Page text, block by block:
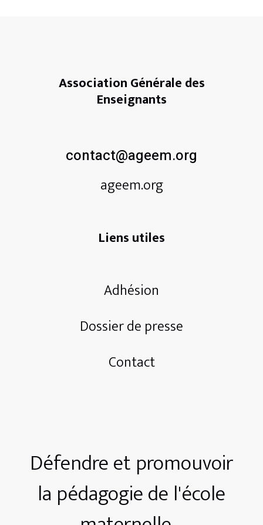
Association Générale des
Enseignants
contact@ageem.org
ageem.org
Liens utiles
Adhésion
Dossier de presse
Contact
Défendre et promouvoir
la pédagogie de l'école